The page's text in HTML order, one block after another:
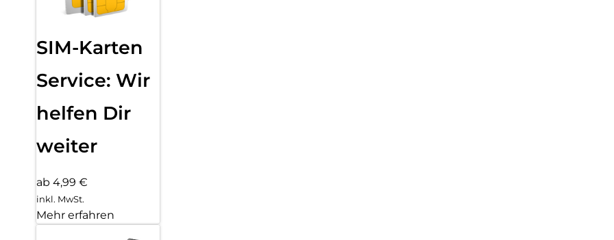
SIM-Karten
Service: Wir
helfen Dir
weiter
ab 4,99 €
inkl. MwSt.
Mehr erfahren